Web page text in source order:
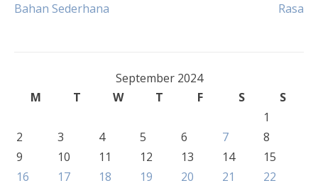
navigation
Bahan Sederhana
Rasa
September 2024
M
T W T F S
S
1
2
3 4 5 6 7
8
9
10 11 12 13 14
15
16
17 18 19 20 21
22